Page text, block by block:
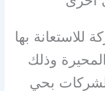
للاستعانة بها
وذلك
بحي